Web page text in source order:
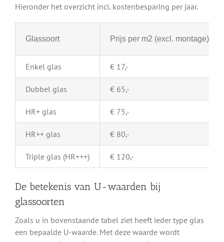
Hieronder het overzicht incl. kostenbesparing per jaar.
Glassoort Prijs per m2 (excl. montage)
Enkel glas € 17,-
Dubbel glas € 65,-
HR+ glas € 75,-
HR++ glas € 80,-
Triple glas (HR+++) € 120,-
De betekenis van U-waarden bij
glassoorten
Zoals u in bovenstaande tabel ziet heeft ieder type glas
een bepaalde U-waarde. Met deze waarde wordt